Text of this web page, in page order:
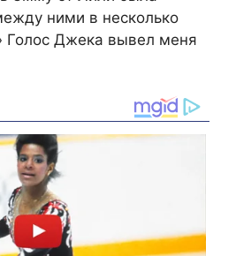
ними в несколько
Голос Джека вывел меня